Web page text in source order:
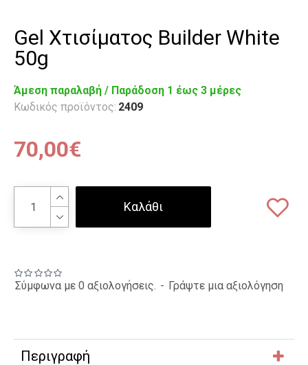
Gel Χτισίματος Builder White
50g
Άμεση παραλαβή / Παράδoση 1 έως 3 μέρες
Κωδικός προϊόντος: 2409
Σύμφωνα με 0 αξιολογήσεις. - Γράψτε μια αξιολόγηση
70,00€
Καλάθι
Περιγραφή